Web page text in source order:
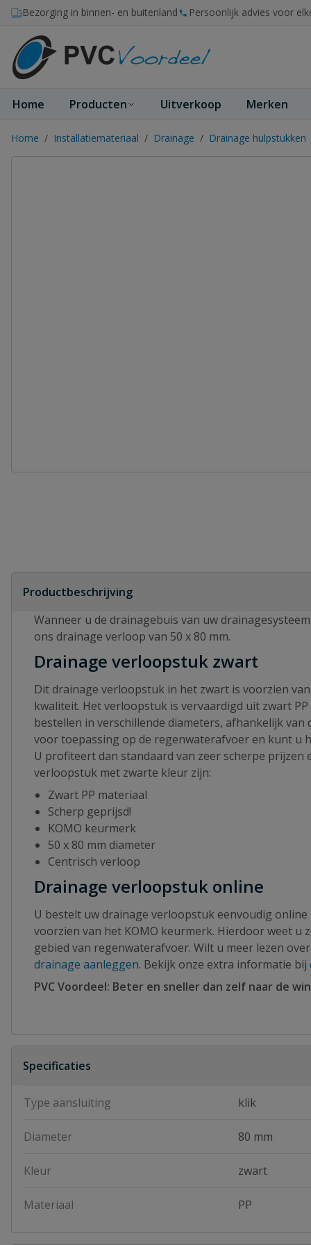
Ga naar de inhoud
Bezorging in binnen- en buitenland Persoonlijk advies voor
Home Producten Uitverkoop Merken
Home / Installatiemateriaal / Drainage / Drainage hulpstukken
Productbeschrijving
Wanneer u de drainagebuis van uw
ons drainage verloop van 50 x 80 mm.
Drainage verloopstuk zwart
Dit drainage verloopstuk in het zwart is voorzien
kwaliteit. Het verloopstuk is vervaardigd uit zwart
bestellen in verschillende diameters, afhankelijk
voor toepassing op de regenwaterafvoer en kunt u
U profiteert dan standaard van zeer scherpe
verloopstuk met zwarte kleur zijn:
Zwart PP materiaal
Scherp geprijsd!
KOMO keurmerk
50 x 80 mm diameter
Centrisch verloop
Drainage verloopstuk online
U bestelt uw drainage verloopstuk eenvoudig
voorzien van het KOMO keurmerk. Hierdoor weet u
gebied van regenwaterafvoer. Wilt u meer lezen
drainage aanleggen. Bekijk onze extra informatie bij
PVC Voordeel: Beter en sneller dan zelf naar de
Specificaties
Type aansluiting klik
Diameter 80 mm
Kleur zwart
Materiaal PP